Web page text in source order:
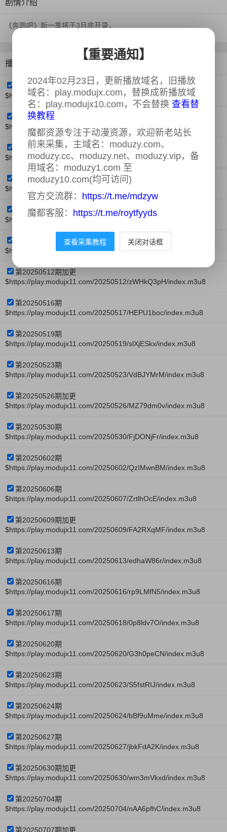
剧情介绍
《奔跑吧》新一季将于3月底开录，
播放类型：modum3u8
第20250425期
$https://play.modujx11.com/20250425/x6c82nsb/index.m3u8
第20250417期发布会
$https://play.modujx11.com/20250426/qlOFjS1Q/index.m3u8
第20250428期加更
$https://play.modujx11.com/20250428/L7Ir6lXU/index.m3u8
第20250502期
$https://play.modujx11.com/20250502/VZaL57pg/index.m3u8
第20250505期加更
$https://play.modujx11.com/20250505/ZnAhfmsR/index.m3u8
$https://play.modujx11.com/20250510/7HS4uFaN/index.m3u8
第20250512期加更
$https://play.modujx11.com/20250512/zWHkQ3pH/index.m3u8
第20250516期
$https://play.modujx11.com/20250517/HEPU1boc/index.m3u8
第20250519期
$https://play.modujx11.com/20250519/slXjESkx/index.m3u8
第20250523期
$https://play.modujx11.com/20250523/VdBJYMrM/index.m3u8
第20250526期加更
$https://play.modujx11.com/20250526/MZ79dm0v/index.m3u8
第20250530期
$https://play.modujx11.com/20250530/FjDONjFr/index.m3u8
第20250602期
$https://play.modujx11.com/20250602/QzIMwnBM/index.m3u8
第20250606期
$https://play.modujx11.com/20250607/ZrtlhOcE/index.m3u8
第20250609期加更
$https://play.modujx11.com/20250609/FA2RXqMF/index.m3u8
第20250613期
$https://play.modujx11.com/20250613/edhaW86r/index.m3u8
第20250616期
$https://play.modujx11.com/20250616/rp9LMfN5/index.m3u8
第20250617期
$https://play.modujx11.com/20250618/0p8ldv7O/index.m3u8
第20250620期
$https://play.modujx11.com/20250620/G3h0peCN/index.m3u8
第20250623期
$https://play.modujx11.com/20250623/S5fstRIJ/index.m3u8
第20250624期
$https://play.modujx11.com/20250624/bBf9uMme/index.m3u8
第20250627期
$https://play.modujx11.com/20250627/jbkFdA2K/index.m3u8
第20250630期加更
$https://play.modujx11.com/20250630/wm3mVkxd/index.m3u8
第20250704期
$https://play.modujx11.com/20250704/nAA6pfhC/index.m3u8
第20250707期加更
【重要通知】
2024年02月23日，更新播放域名，旧播放
域名：play.modujx.com，替换成新播放域
名：play.modujx10.com，不会替换 查看替
换教程
魔都资源专注于动漫资源，欢迎新老站长
前来采集，主域名：moduzy.com、
moduzy.cc、moduzy.net、moduzy.vip，备
用域名：moduzy1.com 至
moduzy10.com(均可访问)
官方交流群： https://t.me/mdzyw
魔都客服： https://t.me/roytfyyds
查看采集教程 关闭对话框